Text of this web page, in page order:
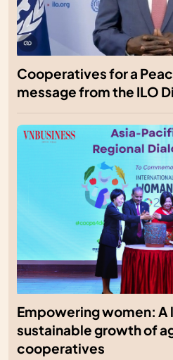
Cooperatives for a
message from the ILO
Empowering women: A
sustainable growth of
cooperatives